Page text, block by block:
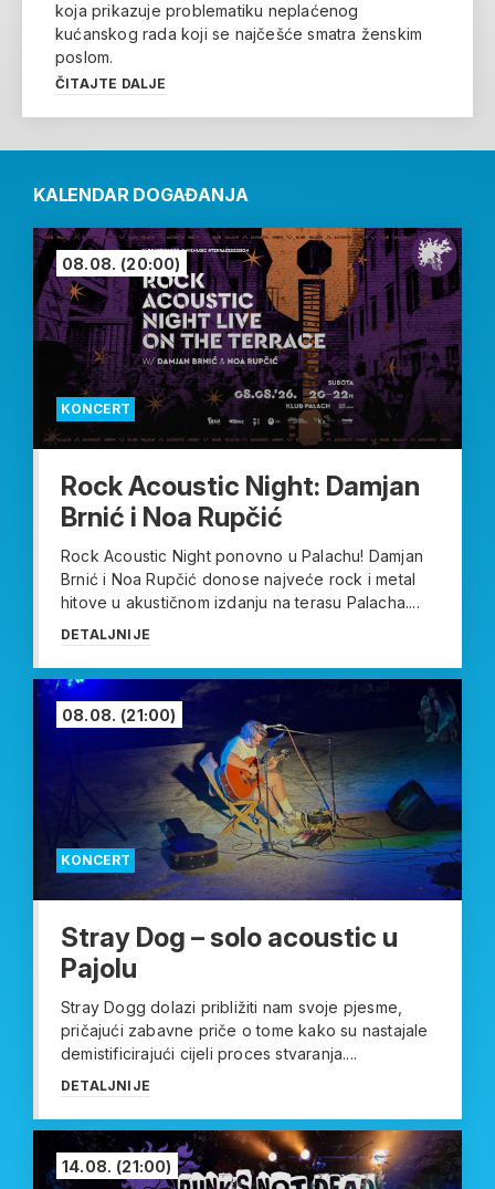
koja prikazuje problematiku neplaćenog
kućanskog rada koji se najčešće smatra ženskim
poslom.
ČITAJTE DALJE
KALENDAR DOGAĐANJA
KONCERT
08.08. (20:00)
Rock Acoustic Night: Damjan
Brnić i Noa Rupčić
Rock Acoustic Night ponovno u Palachu! Damjan
Brnić i Noa Rupčić donose najveće rock i metal
hitove u akustičnom izdanju na terasu Palacha....
DETALJNIJE
KONCERT
08.08. (21:00)
Stray Dog – solo acoustic u
Pajolu
Stray Dogg dolazi približiti nam svoje pjesme,
pričajući zabavne priče o tome kako su nastajale
demistificirajući cijeli proces stvaranja....
DETALJNIJE
14.08. (21:00)